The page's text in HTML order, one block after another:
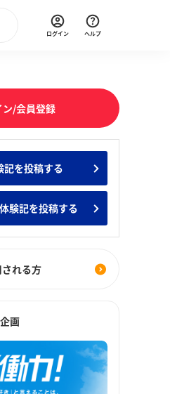
みんなのインターン人気企業ランキ
直近のイベント一覧
ログイン ヘルプ
ン/会員登録
記を投稿する
験記を投稿する
れる方
画